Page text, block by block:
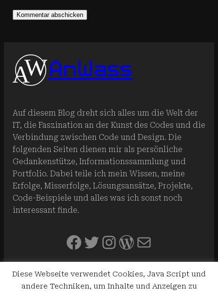
AnWass
Auf diesem Blog dreht sich alles um die Welt der
IT, die Faszination an der Kunst des Codes und die
Verbindung zwischen Code und Design. Die
folgenden Seiten dienen mir als persönliche
Gedankenstütze, Informationssammlung und
Portfolio. Dabei teile ich mein Wissen, meine
Erfolge, Misserfolge, Lösungsansätze, Projekte,
Code-Beispiele und alles was ich sonst noch
interessant finde.
Facebook Twitter InstagramWordPress E-Mail
THEMEN
Diese Webseite verwendet Cookies, Java Script und
andere Techniken, um Inhalte und Anzeigen zu